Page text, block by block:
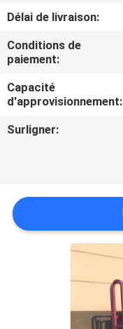
CONTRÔLE
DE
LA
QUALITÉ
NOUVELLES
Délai de livraison:
Conditions de
paiement:
Capacité
d'approvisionnement:
Surligner: